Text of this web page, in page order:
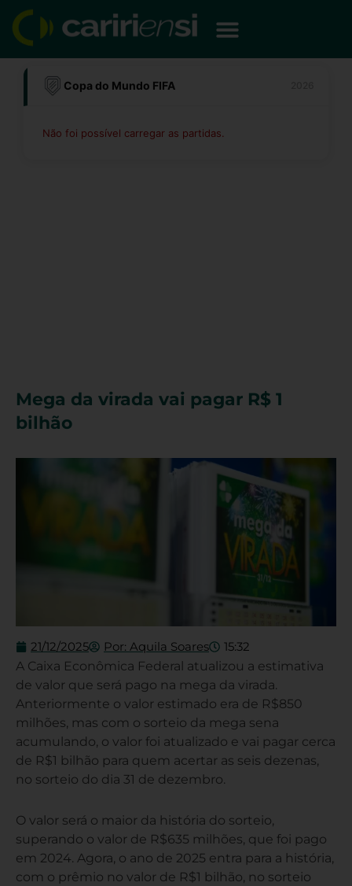
para
conteúdo
Copa do Mundo FIFA
Não foi possível carregar as partidas.
Mega da virada vai pagar R$ 1
bilhão
21/12/2025 Por: Aquila Soares 15:32
A Caixa Econômica Federal atualizou a estimativa
de valor que será pago na mega da virada.
Anteriormente o valor estimado era de R$850
milhões, mas com o sorteio da mega sena
acumulando, o valor foi atualizado e vai pagar cerca
de R$1 bilhão para quem acertar as seis dezenas,
no sorteio do dia 31 de dezembro.
O valor será o maior da história do sorteio,
superando o valor de R$635 milhões, que foi pago
em 2024. Agora, o ano de 2025 entra para a história,
com o prêmio no valor de R$1 bilhão, no sorteio